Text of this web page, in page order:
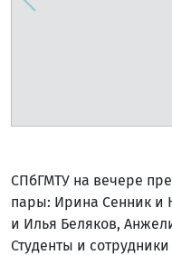
СПбГМТУ на вечере
пары: Ирина Сенник и
и Илья Беляков,
Студенты и